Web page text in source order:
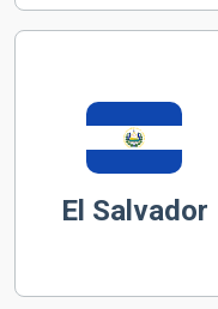
El Salvador